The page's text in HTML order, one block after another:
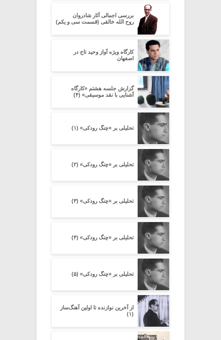
بررسی اجمالی آثار شادروان
روح الله خالقی (قسمت سی و یکم)
کارگاه ویژه آواز وحید تاج در
اصفهان
گزارش جلسه هشتم «کارگاه
آشنایی با نقد موسیقی» (۴)
تحلیلی بر «چنگ رودکی» (۱)
تحلیلی بر «چنگ رودکی» (۲)
تحلیلی بر «چنگ رودکی» (۳)
تحلیلی بر «چنگ رودکی» (۴)
تحلیلی بر «چنگ رودکی» (۵)
از آخرین نوازنده تا اولین آهنگ‌ساز
(۱)